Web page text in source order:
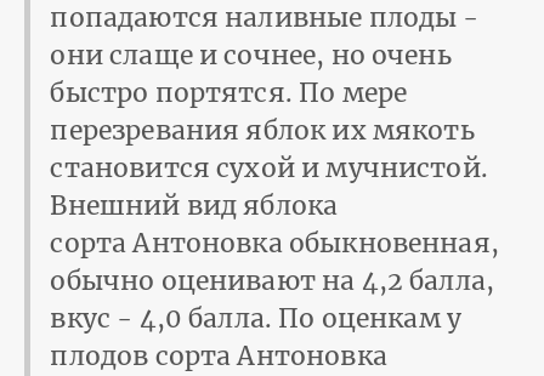
попадаются наливные плоды -
они слаще и сочнее, но очень
быстро портятся. По мере
перезревания яблок их мякоть
становится сухой и мучнистой.
Внешний вид яблока
сорта Антоновка обыкновенная,
обычно оценивают на 4,2 балла,
вкус - 4,0 балла. По оценкам у
плодов сорта Антоновка